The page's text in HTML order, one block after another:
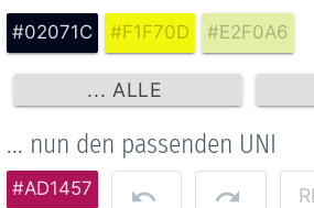
#02071C
#F1F70D #E2F0A6
... ALLE
... nun den passenden UNI
#AD1457